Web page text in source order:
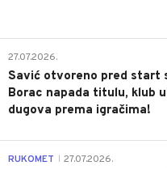
27.07.2026.
Savić otvoreno pred start
Borac napada titulu, klub
dugova prema igračima!
RUKOMET 27.07.2026.